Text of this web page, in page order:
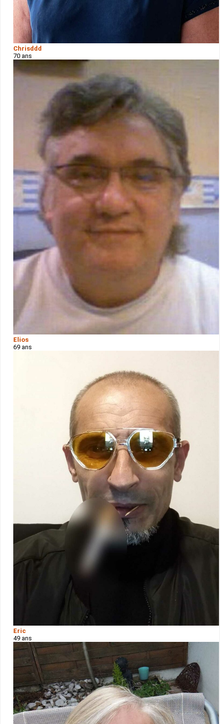
Chrisddd
70 ans
Elios
69 ans
Eric
49 ans